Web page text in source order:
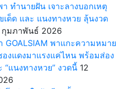
า ทำนายฝัน เจาะลางบอกเหตุ
เด็ด และ แนงทางหวย ลุ้นงวด
กุมภาพันธ์ 2026
GOALSIAM พาแกะความหมาย
องแดงมาแรงแค่ไหน พร้อมส่อง
“แนงทางหวย” งวดนี้ 12